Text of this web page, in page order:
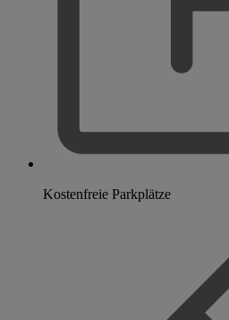
Kostenfreie Parkplätze